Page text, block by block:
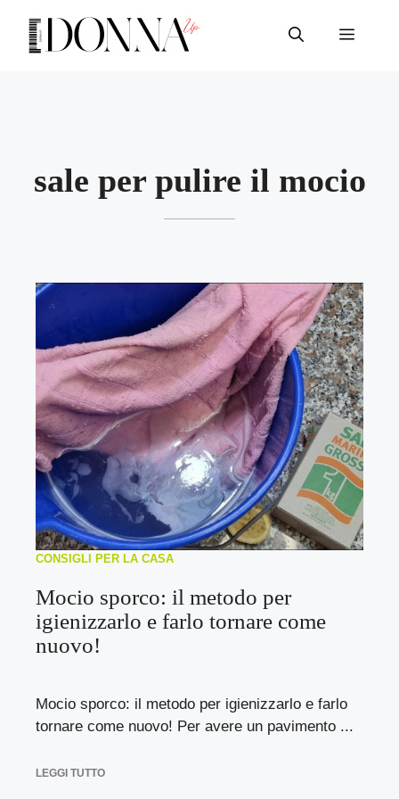
contenuto
Menu
sale per pulire il mocio
CONSIGLI PER LA CASA
Mocio sporco: il metodo per
igienizzarlo e farlo tornare come
nuovo!
Mocio sporco: il metodo per igienizzarlo e farlo
tornare come nuovo! Per avere un pavimento ...
LEGGI TUTTO